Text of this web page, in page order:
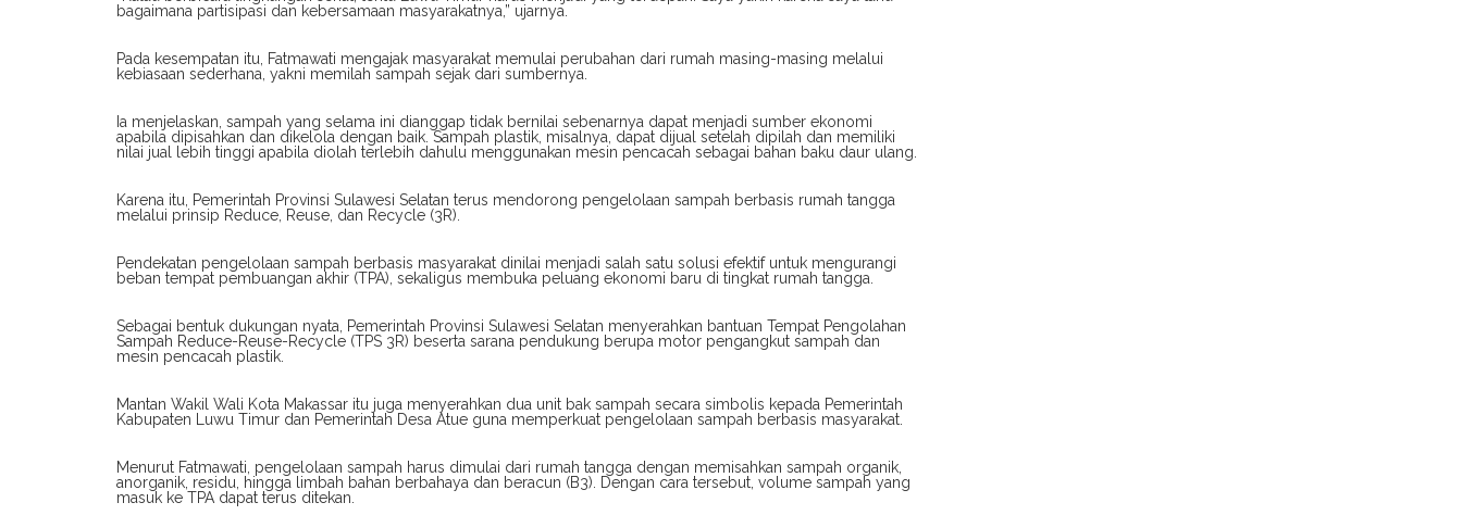
bagaimana partisipasi dan kebersamaan masyarakatnya,” ujarnya.
Pada kesempatan itu, Fatmawati mengajak masyarakat memulai perubahan dari rumah masing-masing melalui
kebiasaan sederhana, yakni memilah sampah sejak dari sumbernya.
Ia menjelaskan, sampah yang selama ini dianggap tidak bernilai sebenarnya dapat menjadi sumber ekonomi
apabila dipisahkan dan dikelola dengan baik. Sampah plastik, misalnya, dapat dijual setelah dipilah dan memiliki
nilai jual lebih tinggi apabila diolah terlebih dahulu menggunakan mesin pencacah sebagai bahan baku daur ulang.
Karena itu, Pemerintah Provinsi Sulawesi Selatan terus mendorong pengelolaan sampah berbasis rumah tangga
melalui prinsip Reduce, Reuse, dan Recycle (3R).
Pendekatan pengelolaan sampah berbasis masyarakat dinilai menjadi salah satu solusi efektif untuk mengurangi
beban tempat pembuangan akhir (TPA), sekaligus membuka peluang ekonomi baru di tingkat rumah tangga.
Sebagai bentuk dukungan nyata, Pemerintah Provinsi Sulawesi Selatan menyerahkan bantuan Tempat Pengolahan
Sampah Reduce-Reuse-Recycle (TPS 3R) beserta sarana pendukung berupa motor pengangkut sampah dan
mesin pencacah plastik.
Mantan Wakil Wali Kota Makassar itu juga menyerahkan dua unit bak sampah secara simbolis kepada Pemerintah
Kabupaten Luwu Timur dan Pemerintah Desa Atue guna memperkuat pengelolaan sampah berbasis masyarakat.
Menurut Fatmawati, pengelolaan sampah harus dimulai dari rumah tangga dengan memisahkan sampah organik,
anorganik, residu, hingga limbah bahan berbahaya dan beracun (B3). Dengan cara tersebut, volume sampah yang
masuk ke TPA dapat terus ditekan.